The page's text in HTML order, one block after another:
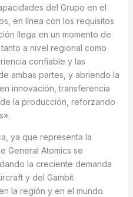
del Grupo en el
en línea con los requisitos
llega en un momento de
a nivel regional como
confiable y las
ambas partes, y abriendo la
innovación, transferencia
la producción, reforzando
ya que representa la
General Atomics se
la creciente demanda
y del Gambit
la región y en el mundo.